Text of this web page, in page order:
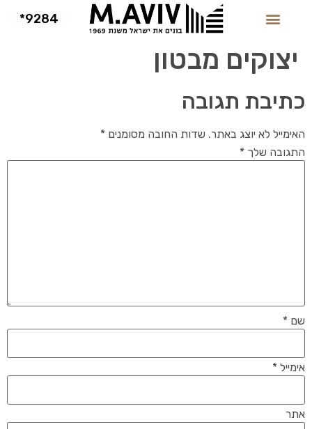
9284*
יצוקים מבטון
כתיבת תגובה
האימייל לא יוצג באתר. שדות החובה מסומנים *
התגובה שלך *
שם *
אימייל *
אתר